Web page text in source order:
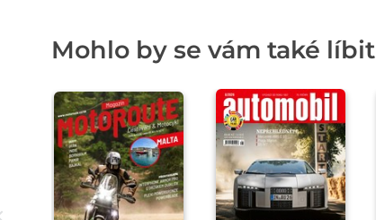
Mohlo by se vám také líbit